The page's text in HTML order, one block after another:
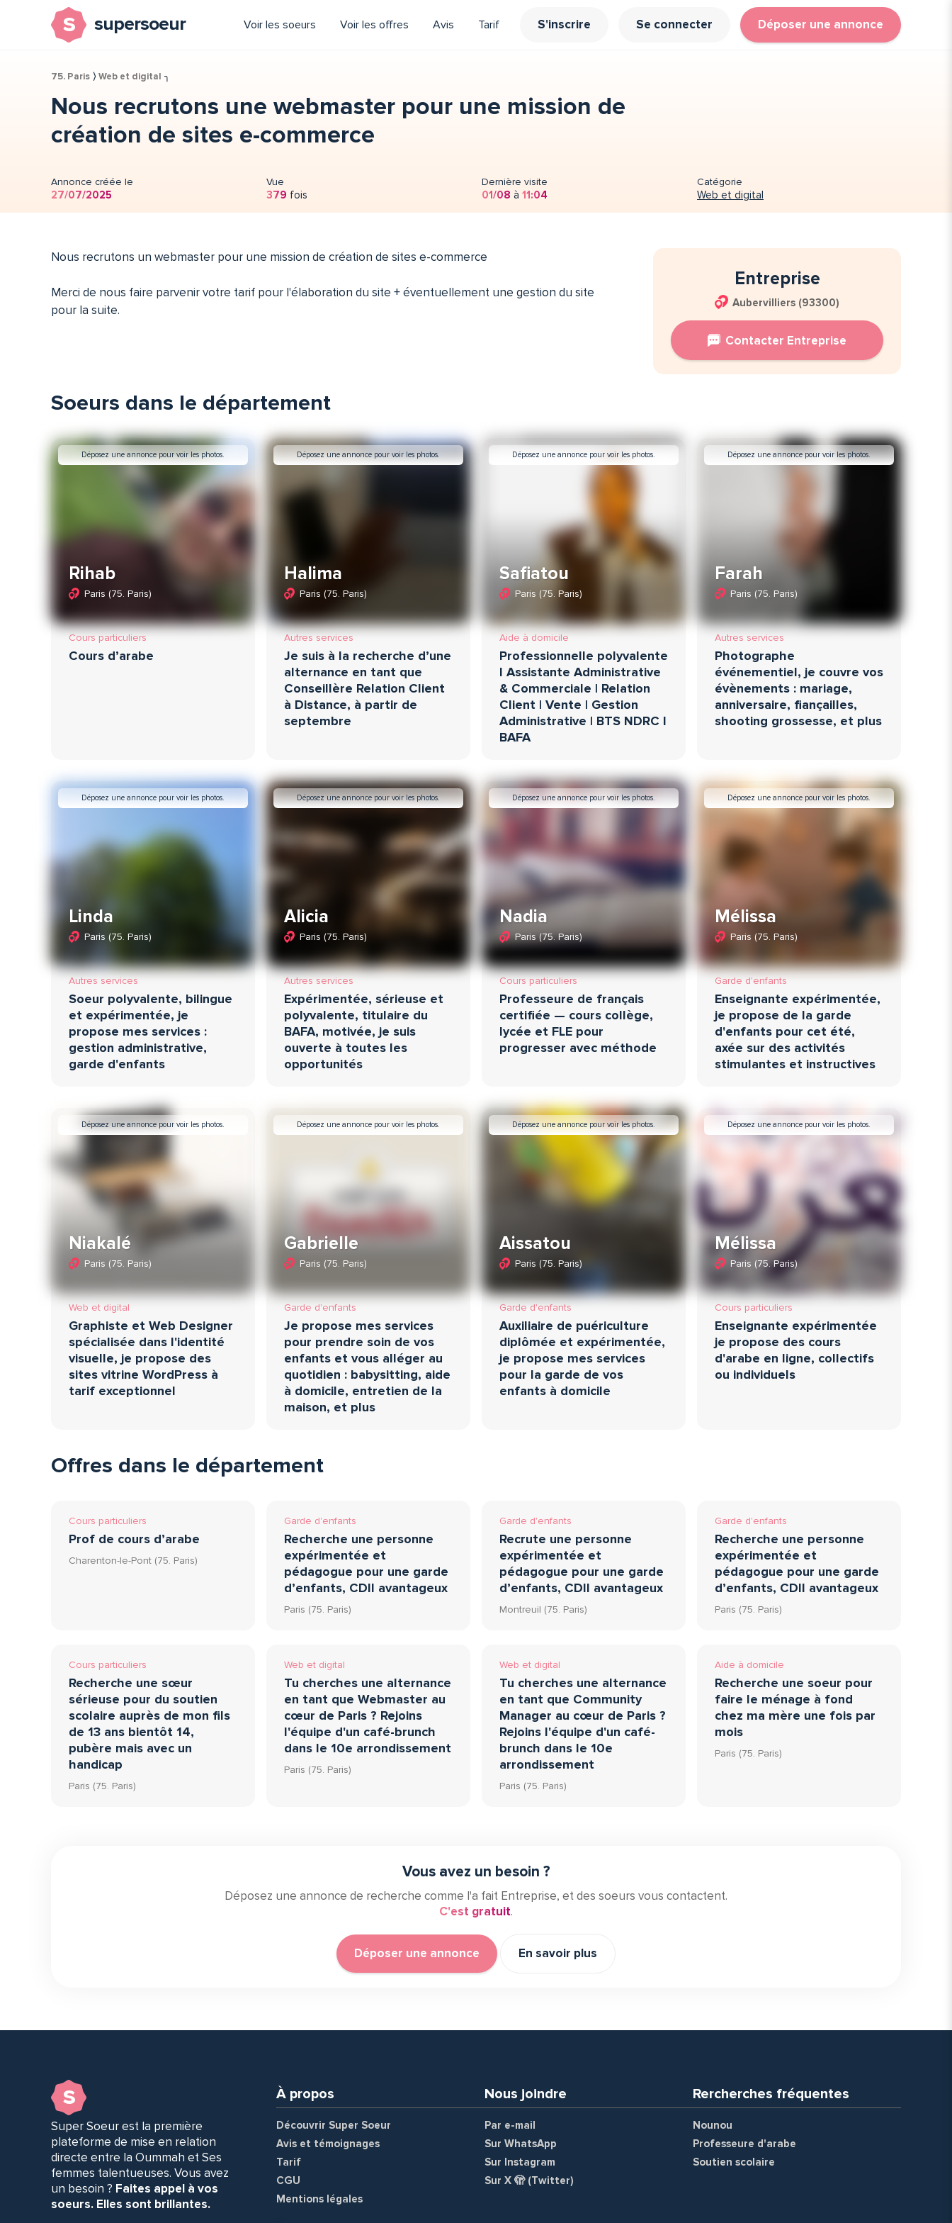
s supersoeur Voir les soeurs Voir les offres Avis Tarif S'inscrire Se connecter Déposer une annonce
75. Paris ⟩Web et digital ╮
Nous recrutons une webmaster pour une mission de
création de sites e-commerce
Annonce créée le
27/07/2025
Vue
379 fois
Dernière visite
01/08 à 11:04
Catégorie
Web et digital
Nous recrutons un webmaster pour une mission de création de sites e-commerce
Merci de nous faire parvenir votre tarif pour l'élaboration du site + éventuellement une gestion du site
pour la suite.
Entreprise
Aubervilliers (93300)
Contacter Entreprise
Soeurs dans le département
Déposez une annonce pour voir les photos.
Rihab
Paris (75. Paris)
Cours particuliers
Cours d’arabe
Déposez une annonce pour voir les photos.
Halima
Paris (75. Paris)
Autres services
Je suis à la recherche d’une
alternance en tant que
Conseillère Relation Client
à Distance, à partir de
septembre
Déposez une annonce pour voir les photos.
Safiatou
Paris (75. Paris)
Aide à domicile
Professionnelle polyvalente
I Assistante Administrative
& Commerciale | Relation
Client | Vente | Gestion
Administrative | BTS NDRC I
BAFA
Déposez une annonce pour voir les photos.
Farah
Paris (75. Paris)
Autres services
Photographe
événementiel, je couvre vos
évènements : mariage,
anniversaire, fiançailles,
shooting grossesse, et plus
Déposez une annonce pour voir les photos.
Linda
Paris (75. Paris)
Autres services
Soeur polyvalente, bilingue
et expérimentée, je
propose mes services :
gestion administrative,
garde d'enfants
Déposez une annonce pour voir les photos.
Alicia
Paris (75. Paris)
Autres services
Expérimentée, sérieuse et
polyvalente, titulaire du
BAFA, motivée, je suis
ouverte à toutes les
opportunités
Déposez une annonce pour voir les photos.
Nadia
Paris (75. Paris)
Cours particuliers
Professeure de français
certifiée — cours collège,
lycée et FLE pour
progresser avec méthode
Déposez une annonce pour voir les photos.
Mélissa
Paris (75. Paris)
Garde d'enfants
Enseignante expérimentée,
je propose de la garde
d'enfants pour cet été,
axée sur des activités
stimulantes et instructives
Déposez une annonce pour voir les photos.
Niakalé
Paris (75. Paris)
Web et digital
Graphiste et Web Designer
spécialisée dans l'identité
visuelle, je propose des
sites vitrine WordPress à
tarif exceptionnel
Déposez une annonce pour voir les photos.
Gabrielle
Paris (75. Paris)
Garde d'enfants
Je propose mes services
pour prendre soin de vos
enfants et vous alléger au
quotidien : babysitting, aide
à domicile, entretien de la
maison, et plus
Déposez une annonce pour voir les photos.
Aissatou
Paris (75. Paris)
Garde d'enfants
Auxiliaire de puériculture
diplômée et expérimentée,
je propose mes services
pour la garde de vos
enfants à domicile
Déposez une annonce pour voir les photos.
Mélissa
Paris (75. Paris)
Cours particuliers
Enseignante expérimentée
je propose des cours
d'arabe en ligne, collectifs
ou individuels
Offres dans le département
Cours particuliers
Prof de cours d’arabe
Charenton-le-Pont (75. Paris)
Garde d'enfants
Recherche une personne
expérimentée et
pédagogue pour une garde
d’enfants, CDII avantageux
Paris (75. Paris)
Garde d'enfants
Recrute une personne
expérimentée et
pédagogue pour une garde
d’enfants, CDII avantageux
Montreuil (75. Paris)
Garde d'enfants
Recherche une personne
expérimentée et
pédagogue pour une garde
d’enfants, CDII avantageux
Paris (75. Paris)
Cours particuliers
Recherche une sœur
sérieuse pour du soutien
scolaire auprès de mon fils
de 13 ans bientôt 14,
pubère mais avec un
handicap
Paris (75. Paris)
Web et digital
Tu cherches une alternance
en tant que Webmaster au
cœur de Paris ? Rejoins
l'équipe d'un café-brunch
dans le 10e arrondissement
Paris (75. Paris)
Web et digital
Tu cherches une alternance
en tant que Community
Manager au cœur de Paris ?
Rejoins l'équipe d'un café-
brunch dans le 10e
arrondissement
Paris (75. Paris)
Aide à domicile
Recherche une soeur pour
faire le ménage à fond
chez ma mère une fois par
mois
Paris (75. Paris)
Vous avez un besoin ?
Déposez une annonce de recherche comme l'a fait Entreprise, et des soeurs vous contactent.
C'est gratuit.
Déposer une annonce En savoir plus
s
Super Soeur est la première
plateforme de mise en relation
directe entre la Oummah et Ses
femmes talentueuses. Vous avez
un besoin ? Faites appel à vos
soeurs. Elles sont brillantes.
À propos
Découvrir Super Soeur
Avis et témoignages
Tarif
CGU
Mentions légales
Nous joindre
Par e-mail
Sur WhatsApp
Sur Instagram
Sur X 🫣 (Twitter)
Rercherches fréquentes
Nounou
Professeure d'arabe
Soutien scolaire